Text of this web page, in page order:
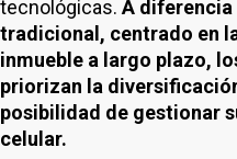
tecnológicas. A diferencia
tradicional, centrado en
inmueble a largo plazo,
priorizan la
posibilidad de gestionar
celular.